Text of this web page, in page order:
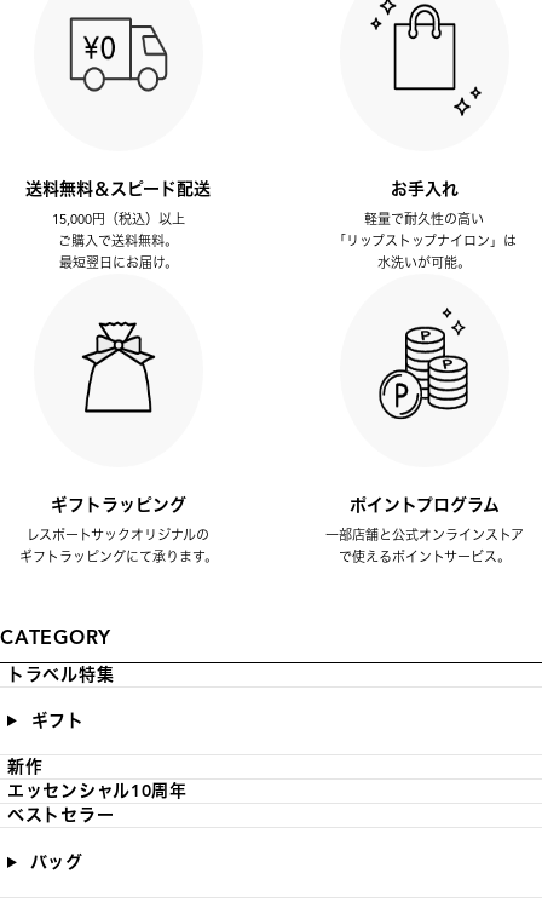
送料無料＆スピード配送
15,000円（税込）以上
ご購入で送料無料。
最短翌日にお届け。
お手入れ
軽量で耐久性の高い
「リップストップナイロン」は
水洗いが可能。
ギフトラッピング
レスポートサックオリジナルの
ギフトラッピングにて承ります。
ポイントプログラム
一部店舗と公式オンラインストア
で使えるポイントサービス。
CATEGORY
トラベル特集
ギフト
新作
エッセンシャル10周年
ベストセラー
バッグ